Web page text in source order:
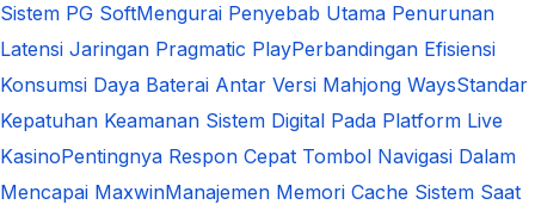
Sistem PG SoftMengurai Penyebab Utama Penurunan
Latensi Jaringan Pragmatic PlayPerbandingan Efisiensi
Konsumsi Daya Baterai Antar Versi Mahjong WaysStandar
Kepatuhan Keamanan Sistem Digital Pada Platform Live
KasinoPentingnya Respon Cepat Tombol Navigasi Dalam
Mencapai MaxwinManajemen Memori Cache Sistem Saat